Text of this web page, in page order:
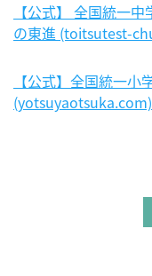
【公式】 全国統一
の東進 (toitsutest-
【公式】全国統一
(yotsuyaotsuka.com)